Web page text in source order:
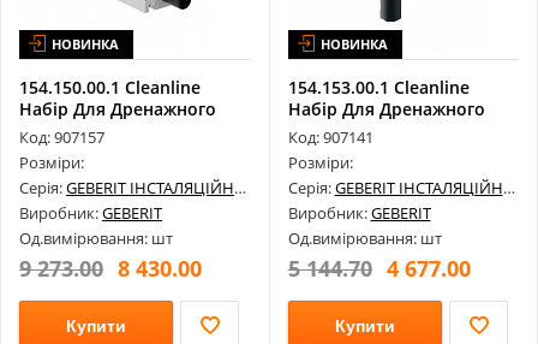
НОВИНКА
154.150.00.1 Cleanline
Набір Для Дренажного
Каналу, ...
Код: 907157
Розміри:
Серія:GEBERIT ІНСТАЛЯЦІЙНІ СИСТЕМИ
Виробник:GEBERIT
Од.вимірювання: шт
9 273.00 8 430.00
Купити
НОВИНКА
154.153.00.1 Cleanline
Набір Для Дренажного
Каналу, ...
Код: 907141
Розміри:
Серія:GEBERIT ІНСТАЛЯЦІЙНІ СИСТЕМИ
Виробник:GEBERIT
Од.вимірювання: шт
5 144.70 4 677.00
Купити